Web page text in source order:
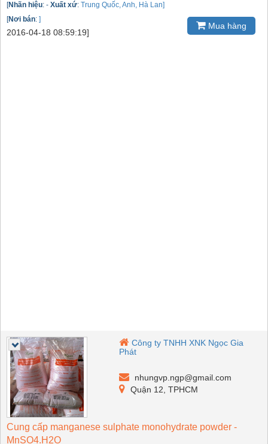
[Nhãn hiệu: - Xuất xứ: Trung Quốc, Anh, Hà Lan]
[Nơi bán: ]
2016-04-18 08:59:19]
Mua hàng
Công ty TNHH XNK Ngọc Gia
Phát
nhungvp.ngp@gmail.com
Quận 12, TPHCM
Cung cấp manganese sulphate monohydrate powder -
MnSO4.H2O